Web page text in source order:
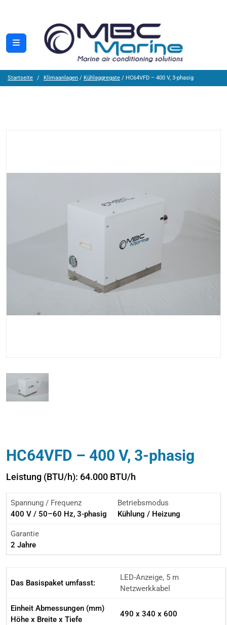
Startseite Klimaanlagen / Kühlaggregate / HC64VFD – 400 V, 3-phasig
HC64VFD – 400 V, 3-phasig
Leistung (BTU/h): 64.000 BTU/h
Spannung / Frequenz
400 V / 50–60 Hz, 3-phasig
Betriebsmodus
Kühlung / Heizung
Garantie
2 Jahre
Das Basispaket umfasst:
LED-Anzeige, 5 m
Netzwerkkabel
Einheit Abmessungen (mm)
Höhe x Breite x Tiefe
490 x 340 x 600